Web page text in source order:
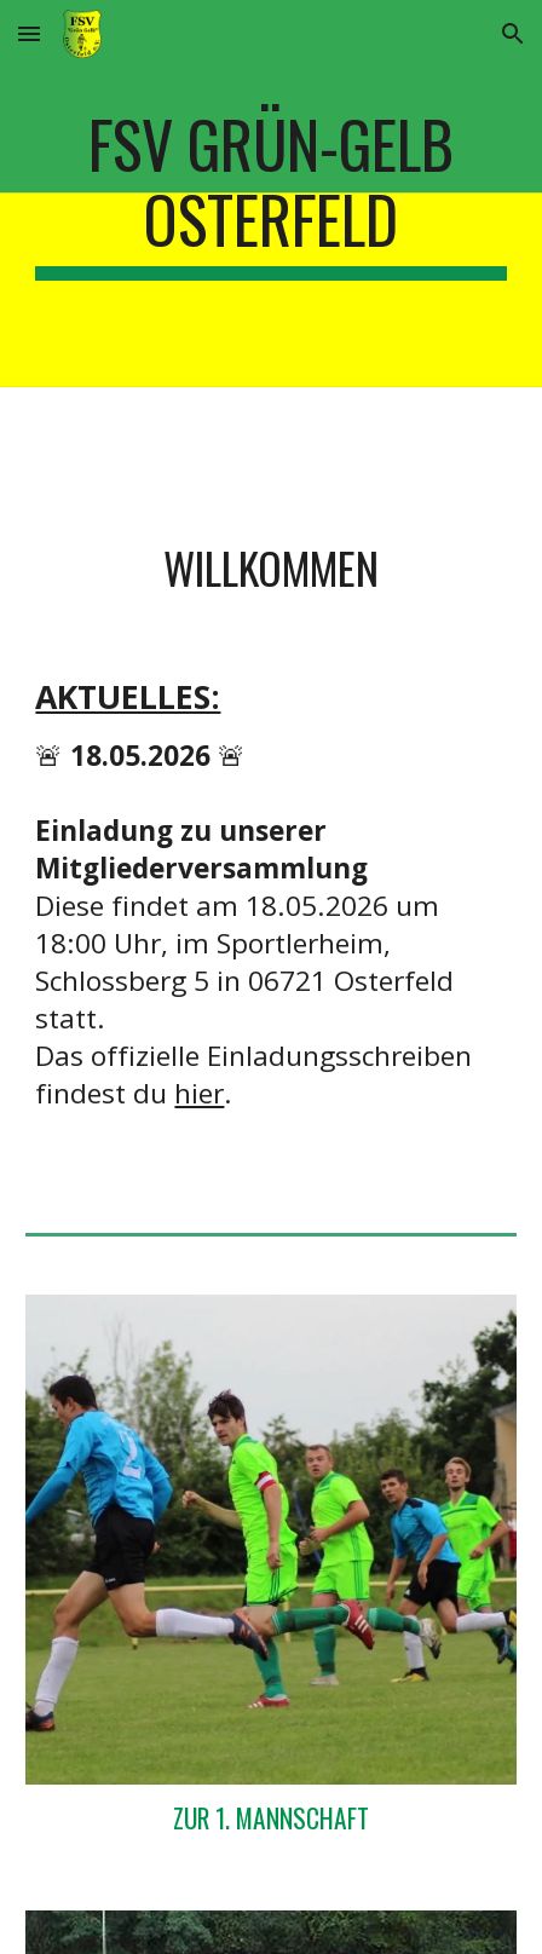
Skip to main content Skip to navigation
FSV GRÜN-GELB
OSTERFELD
WILLKOMMEN
AKTUELLES:
🚨 18.05.2026 🚨
Einladung zu unserer
Mitgliederversammlung
Diese findet am 18.05.2026 um
18:00 Uhr, im Sportlerheim,
Schlossberg 5 in 06721 Osterfeld
statt.
Das offizielle Einladungsschreiben
findest du hier.
ZUR 1. MANNSCHAFT